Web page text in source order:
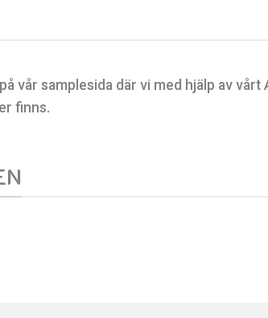
vår samplesida där vi med hjälp av
finns.